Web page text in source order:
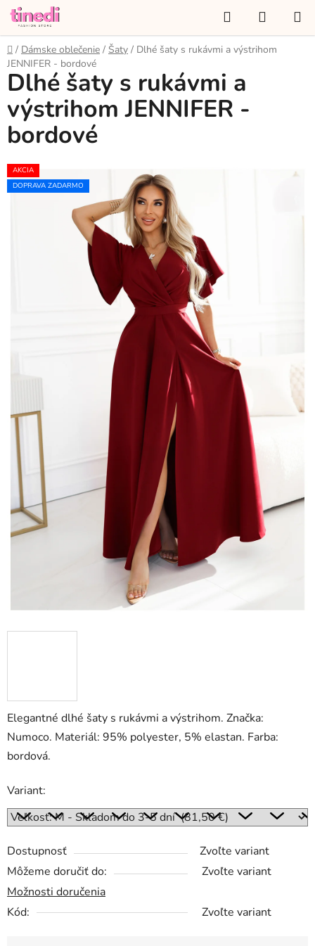
Prejsť
obsah
Hľadať
KOŠÍK
Domov
/ Dámske oblečenie / Šaty / Dlhé šaty s rukávmi a výstrihom
JENNIFER - bordové
Elegantné dlhé šaty s rukávmi a výstrihom. Značka:
Numoco. Materiál: 95% polyester, 5% elastan. Farba:
bordová.
Variant:
Dostupnosť
Zvoľte variant
Môžeme doručiť do:
Zvoľte variant
Možnosti doručenia
Kód:
Zvoľte variant
Dlhé šaty s rukávmi a
výstrihom JENNIFER -
bordové
AKCIA
DOPRAVA ZADARMO